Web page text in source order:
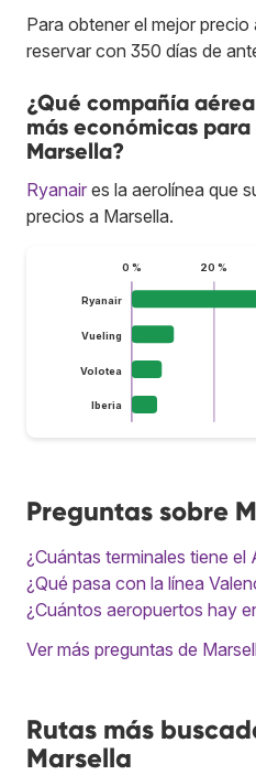
Para obtener el mejor
reservar con 350 días de
¿Qué compañía
más económicas
Marsella?
Ryanair es la aerolínea que
precios a Marsella.
0 % 20 %
Ryanair
Vueling
Volotea
Iberia
Preguntas sobre
¿Cuántas terminales tiene
¿Qué pasa con la línea
¿Cuántos aeropuertos hay
Ver más preguntas de
Rutas más
Marsella